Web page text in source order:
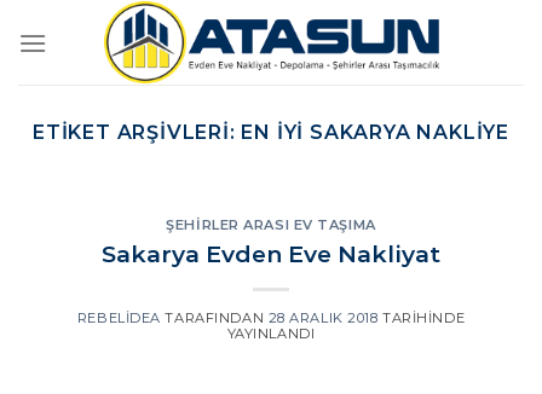
atla
ETIKET ARŞIVLERI: EN IYI SAKARYA NAKLIYE
ŞEHIRLER ARASI EV TAŞIMA
Sakarya Evden Eve Nakliyat
REBELIDEA TARAFINDAN 28 ARALIK 2018 TARIHINDE
YAYINLANDI